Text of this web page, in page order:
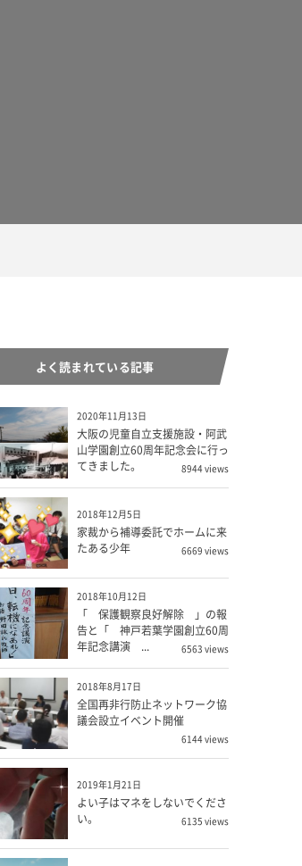
よく読まれている記事
2020年11月13日
大阪の児童自立支援施設・阿武
山学園創立60周年記念会に行っ
てきました。
8944 views
2018年12月5日
家裁から補導委託でホームに来
たある少年
6669 views
2018年10月12日
「 保護観察良好解除 」の報
告と「 神戸若葉学園創立60周
年記念講演 ...
6563 views
2018年8月17日
全国再非行防止ネットワーク協
議会設立イベント開催
6144 views
2019年1月21日
よい子はマネをしないでくださ
い。
6135 views